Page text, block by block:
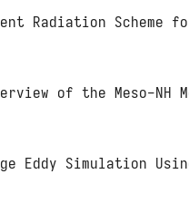
Scheme
of the Meso-
Simulation